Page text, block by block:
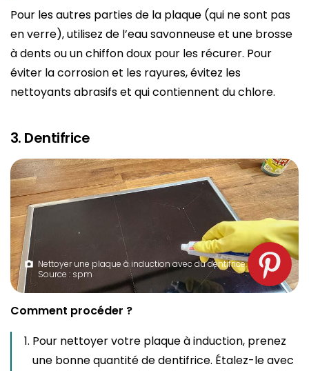
Pour les autres parties de la plaque (qui ne sont pas
en verre), utilisez de l’eau savonneuse et une brosse
à dents ou un chiffon doux pour les récurer. Pour
éviter la corrosion et les rayures, évitez les
nettoyants abrasifs et qui contiennent du chlore.
3. Dentifrice
Nettoyer une plaque à induction avec du dentifrice.
Source : spm
Comment procéder ?
Pour nettoyer votre plaque à induction, prenez
une bonne quantité de dentifrice. Étalez-le avec